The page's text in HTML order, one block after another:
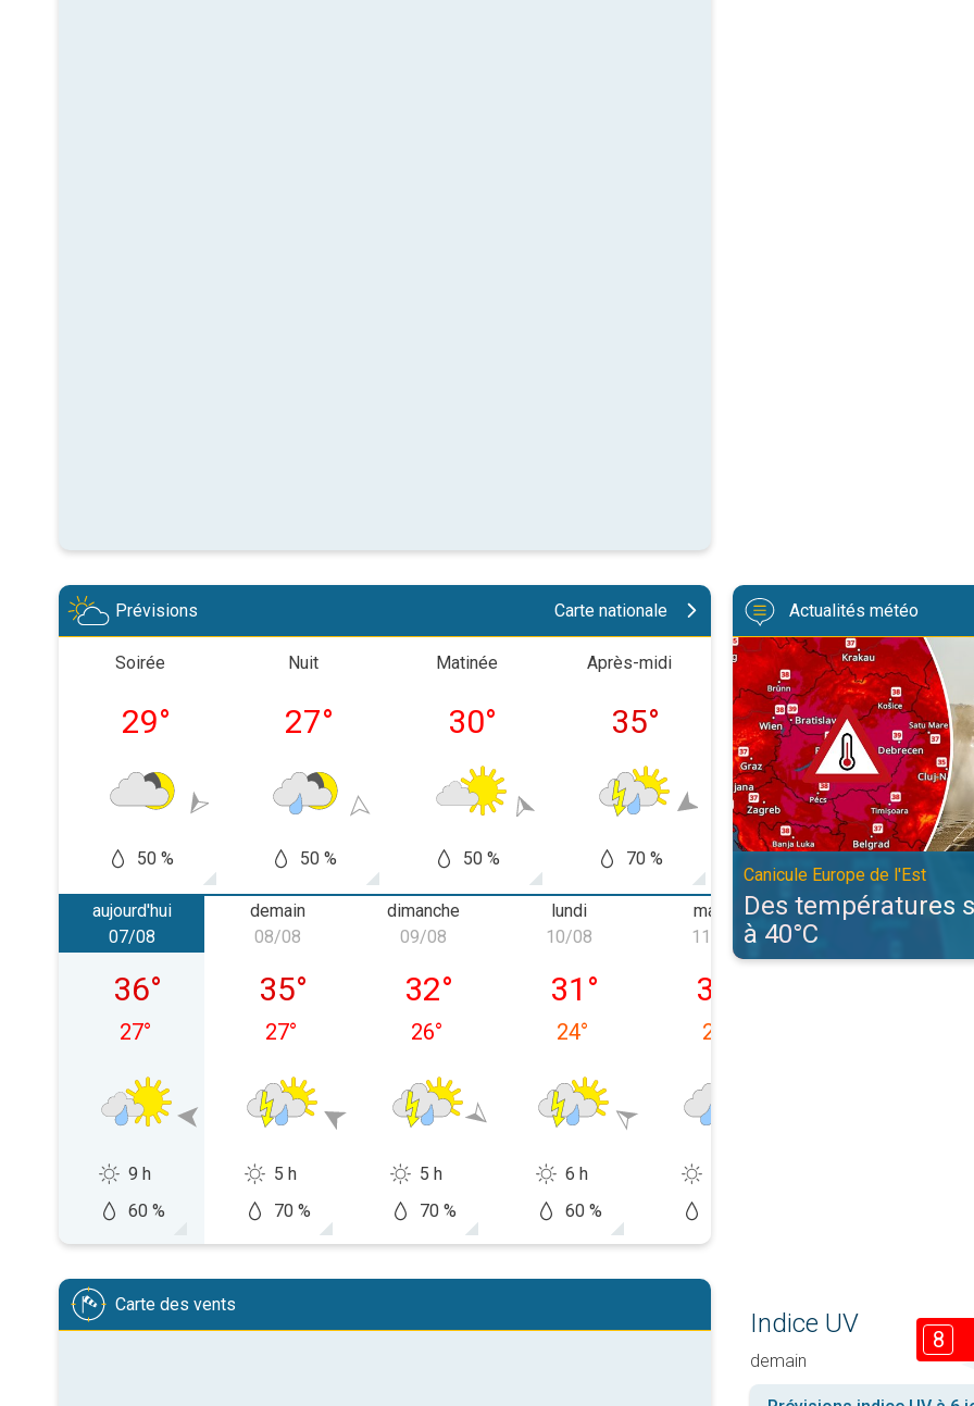
Prévisions Carte nationale
Soirée
29°
50 %
Nuit
27°
50 %
Matinée
30°
50 %
Après-midi
35°
70 %
Soirée
27°
70 %
26
aujourd'hui
vendredi 07/08
07/08
36°
27°
9 h
60 %
demain
samedi 08/08
08/08
35°
27°
5 h
70 %
dimanche
dimanche 09/08
09/08
32°
26°
5 h
70 %
lundi
lundi 10/08
10/08
31 °
24°
6 h
60 %
mardi
mardi 11/08
11/08
30
24
mercredi
Actualités météo
Des températures supérieures
Canicule Europe de l'Est
Des températures
à 40°C
Carte des vents
Indice UV
demain
8